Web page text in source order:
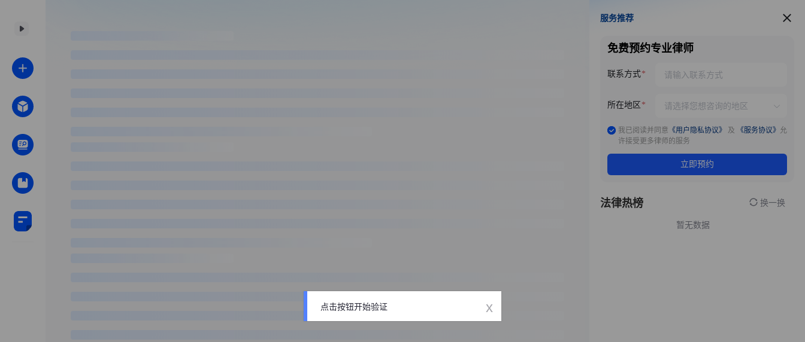
服务推荐
服务推荐
免费预约专业律师
联系方式
所在地区
我已阅读并同意 《用户隐私协议》 及 《服务协议》 允
许接受更多律师的服务
立即预约
法律热榜 换一换
暂无数据
点击按钮开始验证 x